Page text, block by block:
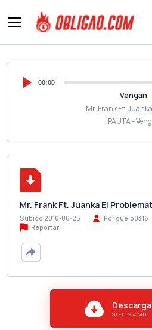
00:00
Vengan
Mr. Frank Ft.
IPAUTA -
Mr. Frank Ft. Juanka El
Subido 2016-06-25 Por guelo0316
Reportar
SIZE: 9.4 MB